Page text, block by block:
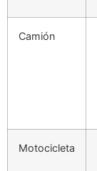
Camión
Motocicleta